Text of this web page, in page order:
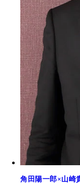
角田陽一郎×山崎